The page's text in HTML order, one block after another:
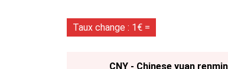
Taux change : 1€ =
CNY - Chinese yuan